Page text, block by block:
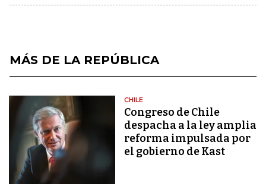
MÁS DE LA REPÚBLICA
CHILE
Congreso de Chile
despacha a la ley amplia
reforma impulsada por
el gobierno de Kast